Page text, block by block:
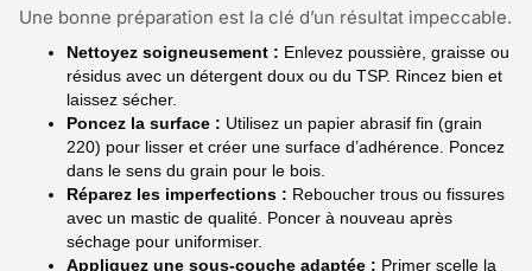
Une bonne préparation est la clé d’un résultat impeccable.
Nettoyez soigneusement : Enlevez poussière, graisse ou
résidus avec un détergent doux ou du TSP. Rincez bien et
laissez sécher.
Poncez la surface : Utilisez un papier abrasif fin (grain
220) pour lisser et créer une surface d’adhérence. Poncez
dans le sens du grain pour le bois.
Réparez les imperfections : Reboucher trous ou fissures
avec un mastic de qualité. Poncer à nouveau après
séchage pour uniformiser.
Appliquez une sous-couche adaptée : Primer scelle la